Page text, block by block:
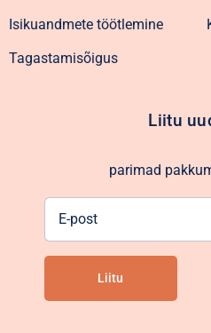
Isikuandmete töötlemine
Tagastamisõigus
Liitu
parimad
Liitu